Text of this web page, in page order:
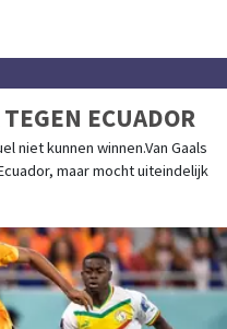
ECUADOR
niet kunnen winnen.Van Gaals
maar mocht uiteindelijk